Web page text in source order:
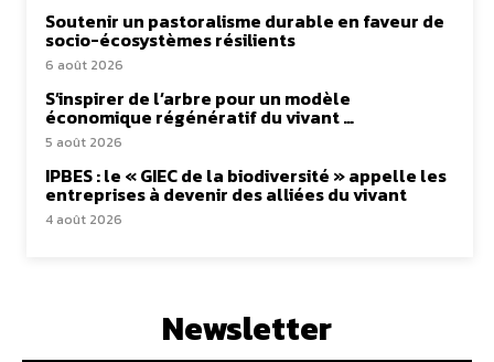
Soutenir un pastoralisme durable en faveur de
socio-écosystèmes résilients
6 août 2026
S’inspirer de l’arbre pour un modèle
économique régénératif du vivant …
5 août 2026
IPBES : le « GIEC de la biodiversité » appelle les
entreprises à devenir des alliées du vivant
4 août 2026
Newsletter